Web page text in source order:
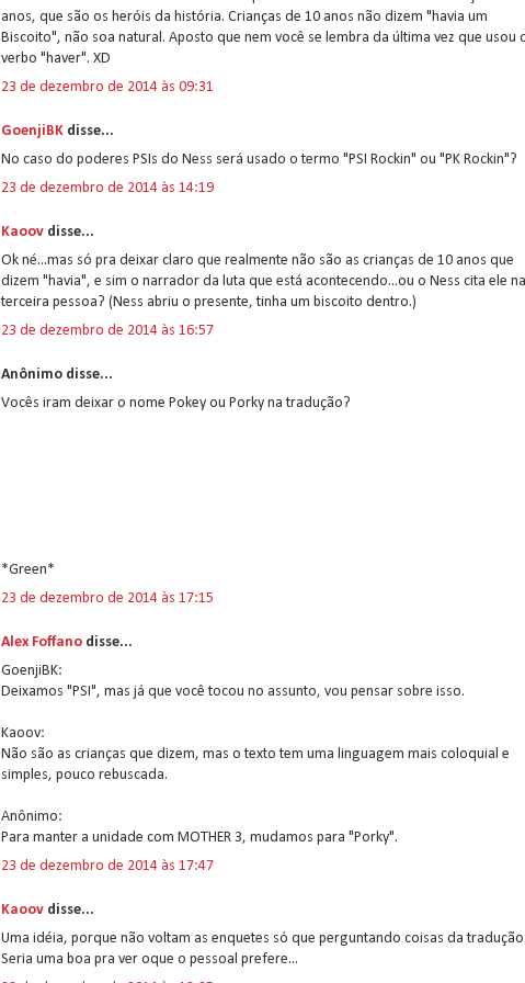
anos, que são os heróis da história. Crianças de 10 anos não dizem "havia um
Biscoito", não soa natural. Aposto que nem você se lembra da última vez que usou
verbo "haver". XD
23 de dezembro de 2014 às 09:31
GoenjiBK disse...
No caso do poderes PSIs do Ness será usado o termo "PSI Rockin" ou "PK Rockin"?
23 de dezembro de 2014 às 14:19
Kaoov disse...
Ok né...mas só pra deixar claro que realmente não são as crianças de 10 anos que
dizem "havia", e sim o narrador da luta que está acontecendo...ou o Ness cita ele na
terceira pessoa? (Ness abriu o presente, tinha um biscoito dentro.)
23 de dezembro de 2014 às 16:57
Anônimo disse...
Vocês iram deixar o nome Pokey ou Porky na tradução?
*Green*
23 de dezembro de 2014 às 17:15
Alex Foffano disse...
GoenjiBK:
Deixamos "PSI", mas já que você tocou no assunto, vou pensar sobre isso.
Kaoov:
Não são as crianças que dizem, mas o texto tem uma linguagem mais coloquial e
simples, pouco rebuscada.
Anônimo:
Para manter a unidade com MOTHER 3, mudamos para "Porky".
23 de dezembro de 2014 às 17:47
Kaoov disse...
Uma idéia, porque não voltam as enquetes só que perguntando coisas da
Seria uma boa pra ver oque o pessoal prefere...